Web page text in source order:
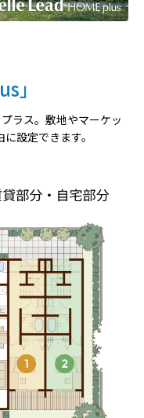
」
ラス。敷地やマーケッ
設定できます。